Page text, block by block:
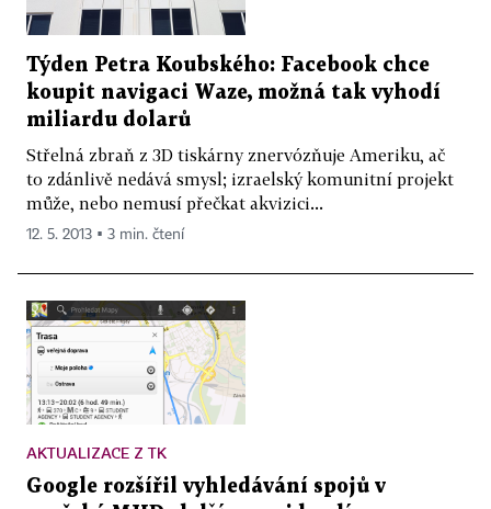
Týden Petra Koubského: Facebook chce
koupit navigaci Waze, možná tak vyhodí
miliardu dolarů
Střelná zbraň z 3D tiskárny znervózňuje Ameriku, ač
to zdánlivě nedává smysl; izraelský komunitní projekt
může, nebo nemusí přečkat akvizici...
12. 5. 2013 ▪ 3 min. čtení
AKTUALIZACE Z TK
Google rozšířil vyhledávání spojů v